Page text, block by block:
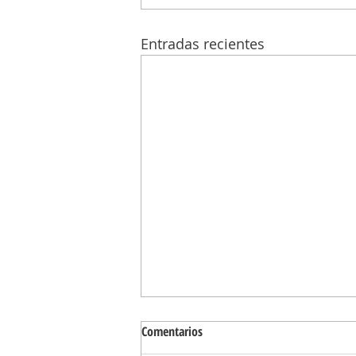
Entradas recientes
Comentarios